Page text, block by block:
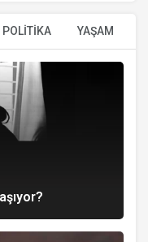
POLİTİKA YAŞAM